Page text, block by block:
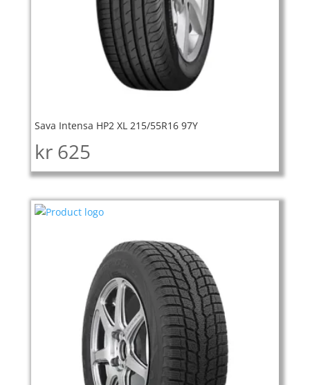
Sava Intensa HP2 XL 215/55R16 97Y
kr 625